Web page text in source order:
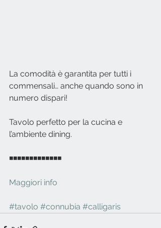
La comodità è garantita per tutti i
commensali… anche quando sono in
numero dispari!
Tavolo perfetto per la cucina e
l’ambiente dining.
◾◾◾◾◾◾◾◾◾◾◾◾◾
Maggiori info
#tavolo #connubia #calligaris